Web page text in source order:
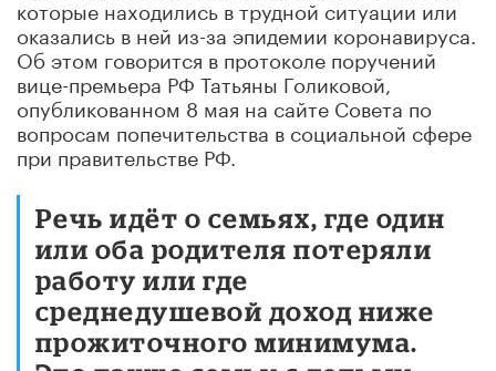
которые находились в трудной ситуации или
оказались в ней из-за эпидемии коронавируса.
Об этом говорится в протоколе поручений
вице-премьера РФ Татьяны Голиковой,
опубликованном 8 мая на сайте Совета по
вопросам попечительства в социальной сфере
при правительстве РФ.
Речь идёт о семьях, где один
или оба родителя потеряли
работу или где
среднедушевой доход ниже
прожиточного минимума.